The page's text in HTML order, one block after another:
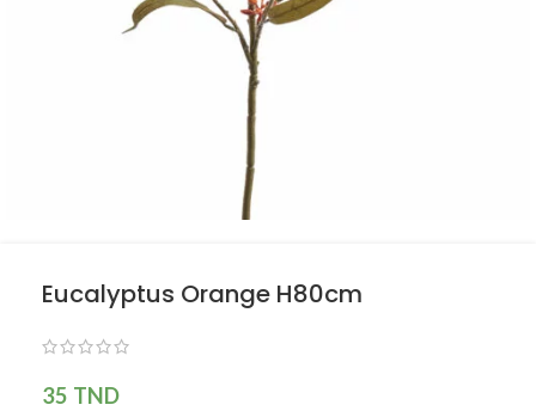
Eucalyptus Orange H80cm
35 TND